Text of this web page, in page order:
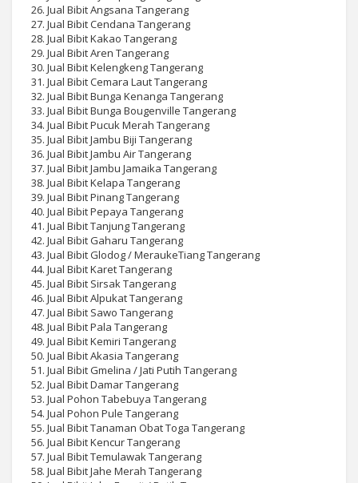
26. Jual Bibit Angsana Tangerang
27. Jual Bibit Cendana Tangerang
28. Jual Bibit Kakao Tangerang
29. Jual Bibit Aren Tangerang
30. Jual Bibit Kelengkeng Tangerang
31. Jual Bibit Cemara Laut Tangerang
32. Jual Bibit Bunga Kenanga Tangerang
33. Jual Bibit Bunga Bougenville Tangerang
34. Jual Bibit Pucuk Merah Tangerang
35. Jual Bibit Jambu Biji Tangerang
36. Jual Bibit Jambu Air Tangerang
37. Jual Bibit Jambu Jamaika Tangerang
38. Jual Bibit Kelapa Tangerang
39. Jual Bibit Pinang Tangerang
40. Jual Bibit Pepaya Tangerang
41. Jual Bibit Tanjung Tangerang
42. Jual Bibit Gaharu Tangerang
43. Jual Bibit Glodog / MeraukeTiang Tangerang
44. Jual Bibit Karet Tangerang
45. Jual Bibit Sirsak Tangerang
46. Jual Bibit Alpukat Tangerang
47. Jual Bibit Sawo Tangerang
48. Jual Bibit Pala Tangerang
49. Jual Bibit Kemiri Tangerang
50. Jual Bibit Akasia Tangerang
51. Jual Bibit Gmelina / Jati Putih Tangerang
52. Jual Bibit Damar Tangerang
53. Jual Pohon Tabebuya Tangerang
54. Jual Pohon Pule Tangerang
55. Jual Bibit Tanaman Obat Toga Tangerang
56. Jual Bibit Kencur Tangerang
57. Jual Bibit Temulawak Tangerang
58. Jual Bibit Jahe Merah Tangerang